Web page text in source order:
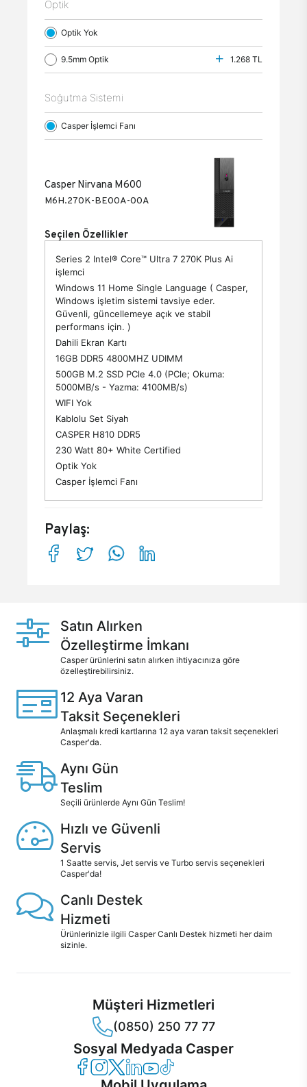
Optik
Optik Yok
9.5mm Optik 1.268 TL
Soğutma Sistemi
Casper İşlemci Fanı
Casper Nirvana M600
M6H.270K-BE00A-00A
Seçilen Özellikler
Series 2 Intel® Core™ Ultra 7 270K Plus Ai
işlemci
Windows 11 Home Single Language ( Casper,
Windows işletim sistemi tavsiye eder.
Güvenli, güncellemeye açık ve stabil
performans için. )
Dahili Ekran Kartı
16GB DDR5 4800MHZ UDIMM
500GB M.2 SSD PCle 4.0 (PCle; Okuma:
5000MB/s - Yazma: 4100MB/s)
WIFI Yok
Kablolu Set Siyah
CASPER H810 DDR5
230 Watt 80+ White Certified
Optik Yok
Casper İşlemci Fanı
Paylaş:
Satın Alırken
Özelleştirme İmkanı
Casper ürünlerini satın alırken ihtiyacınıza göre
özelleştirebilirsiniz.
12 Aya Varan
Taksit Seçenekleri
Anlaşmalı kredi kartlarına 12 aya varan taksit seçenekleri
Casper'da.
Aynı Gün
Teslim
Seçili ürünlerde Aynı Gün Teslim!
Hızlı ve Güvenli
Servis
1 Saatte servis, Jet servis ve Turbo servis seçenekleri
Casper'da!
Canlı Destek
Hizmeti
Ürünlerinizle ilgili Casper Canlı Destek hizmeti her daim
sizinle.
Müşteri Hizmetleri
(0850) 250 77 77
Sosyal Medyada Casper
Casper Facebook
Casper Instagram
Casper Twitter
Casper LinkedIn
Casper YouTube
Casper TikTok